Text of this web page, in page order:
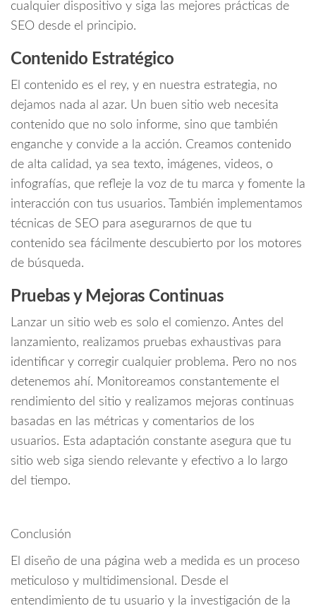
cualquier dispositivo y siga las mejores prácticas de
SEO desde el principio.
Contenido Estratégico
El contenido es el rey, y en nuestra estrategia, no
dejamos nada al azar. Un buen sitio web necesita
contenido que no solo informe, sino que también
enganche y convide a la acción. Creamos contenido
de alta calidad, ya sea texto, imágenes, videos, o
infografías, que refleje la voz de tu marca y fomente la
interacción con tus usuarios. También implementamos
técnicas de SEO para asegurarnos de que tu
contenido sea fácilmente descubierto por los motores
de búsqueda.
Pruebas y Mejoras Continuas
Lanzar un sitio web es solo el comienzo. Antes del
lanzamiento, realizamos pruebas exhaustivas para
identificar y corregir cualquier problema. Pero no nos
detenemos ahí. Monitoreamos constantemente el
rendimiento del sitio y realizamos mejoras continuas
basadas en las métricas y comentarios de los
usuarios. Esta adaptación constante asegura que tu
sitio web siga siendo relevante y efectivo a lo largo
del tiempo.
Conclusión
El diseño de una página web a medida es un proceso
meticuloso y multidimensional. Desde el
entendimiento de tu usuario y la investigación de la